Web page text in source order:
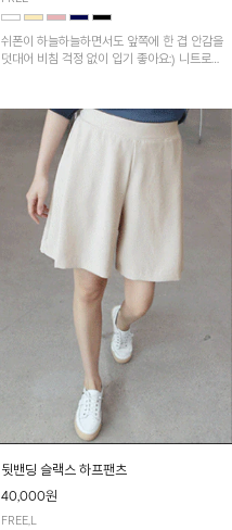
쉬폰이 하늘하늘하면서도 앞쪽에 한 겹 안감을
덧대어 비침 걱정 없이 입기 좋아요:) 니트로
뒷밴딩 슬랙스 하프팬츠
40,000원
FREE,L